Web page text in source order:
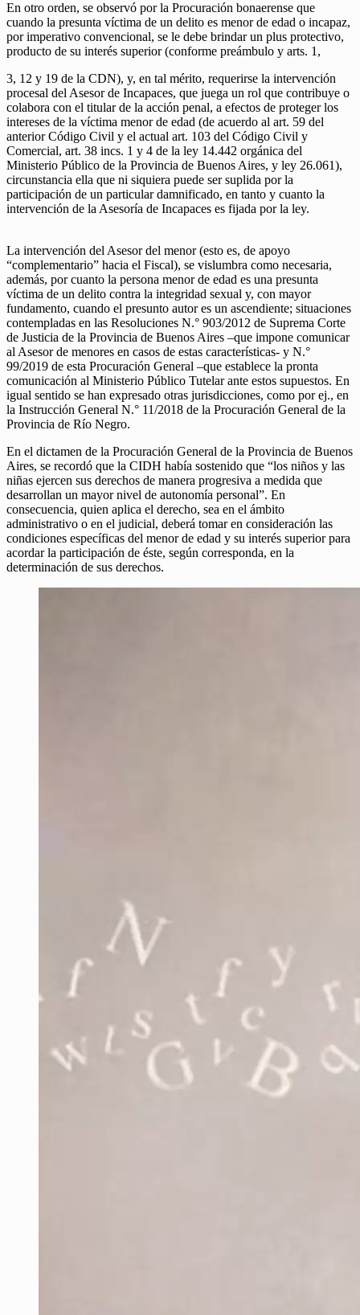
En otro orden, se observó por la Procuración bonaerense que
cuando la presunta víctima de un delito es menor de edad o incapaz,
por imperativo convencional, se le debe brindar un plus protectivo,
producto de su interés superior (conforme preámbulo y arts. 1,
3, 12 y 19 de la CDN), y, en tal mérito, requerirse la intervención
procesal del Asesor de Incapaces, que juega un rol que contribuye o
colabora con el titular de la acción penal, a efectos de proteger los
intereses de la víctima menor de edad (de acuerdo al art. 59 del
anterior Código Civil y el actual art. 103 del Código Civil y
Comercial, art. 38 incs. 1 y 4 de la ley 14.442 orgánica del
Ministerio Público de la Provincia de Buenos Aires, y ley 26.061),
circunstancia ella que ni siquiera puede ser suplida por la
participación de un particular damnificado, en tanto y cuanto la
intervención de la Asesoría de Incapaces es fijada por la ley.
La intervención del Asesor del menor (esto es, de apoyo
“complementario” hacia el Fiscal), se vislumbra como necesaria,
además, por cuanto la persona menor de edad es una presunta
víctima de un delito contra la integridad sexual y, con mayor
fundamento, cuando el presunto autor es un ascendiente; situaciones
contempladas en las Resoluciones N.° 903/2012 de Suprema Corte
de Justicia de la Provincia de Buenos Aires –que impone comunicar
al Asesor de menores en casos de estas características- y N.°
99/2019 de esta Procuración General –que establece la pronta
comunicación al Ministerio Público Tutelar ante estos supuestos. En
igual sentido se han expresado otras jurisdicciones, como por ej., en
la Instrucción General N.° 11/2018 de la Procuración General de la
Provincia de Río Negro.
En el dictamen de la Procuración General de la Provincia de Buenos
Aires, se recordó que la CIDH había sostenido que “los niños y las
niñas ejercen sus derechos de manera progresiva a medida que
desarrollan un mayor nivel de autonomía personal”. En
consecuencia, quien aplica el derecho, sea en el ámbito
administrativo o en el judicial, deberá tomar en consideración las
condiciones específicas del menor de edad y su interés superior para
acordar la participación de éste, según corresponda, en la
determinación de sus derechos.